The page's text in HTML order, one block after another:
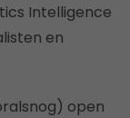
Intelligence
en
open